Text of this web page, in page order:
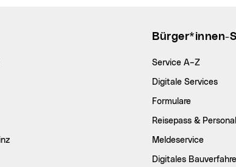
Bürger*innen-
Service A–Z
Digitale Services
Formulare
Reisepass &
Meldeservice
Digitales